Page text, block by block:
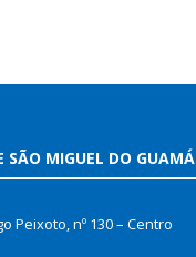
SÃO MIGUEL DO GUAMÁ
Peixoto, nº 130 – Centro